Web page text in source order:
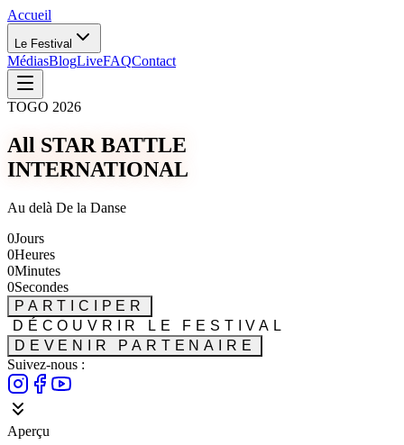
Accueil
Le Festival
MédiasBlogLiveFAQContact
TOGO 2026
All STAR BATTLE
INTERNATIONAL
Au delà De la Danse
0Jours
0Heures
0Minutes
0Secondes
PARTICIPER
DÉCOUVRIR LE FESTIVAL
DEVENIR PARTENAIRE
Suivez-nous :
Aperçu